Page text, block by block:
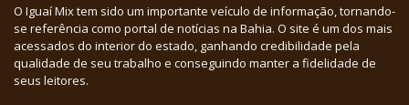
O Iguaí Mix tem sido um importante veículo de informação, tornando-
se referência como portal de notícias na Bahia. O site é um dos mais
acessados do interior do estado, ganhando credibilidade pela
qualidade de seu trabalho e conseguindo manter a fidelidade de
seus leitores.